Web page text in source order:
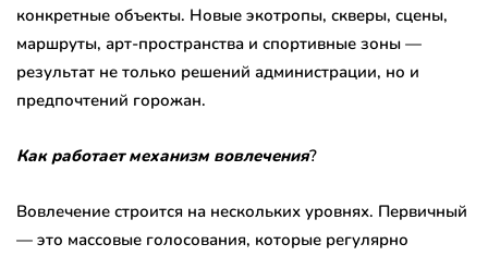
конкретные объекты. Новые экотропы, скверы, сцены,
маршруты, арт-пространства и спортивные зоны —
результат не только решений администрации, но и
предпочтений горожан.
Как работает механизм вовлечения?
Вовлечение строится на нескольких уровнях. Первичный
— это массовые голосования, которые регулярно